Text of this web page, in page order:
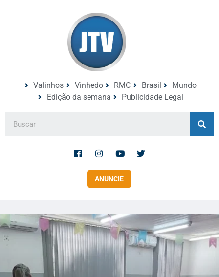
Valinhos Vinhedo RMC Brasil
Mundo
Edição da semana
Publicidade Legal
ANUNCIE